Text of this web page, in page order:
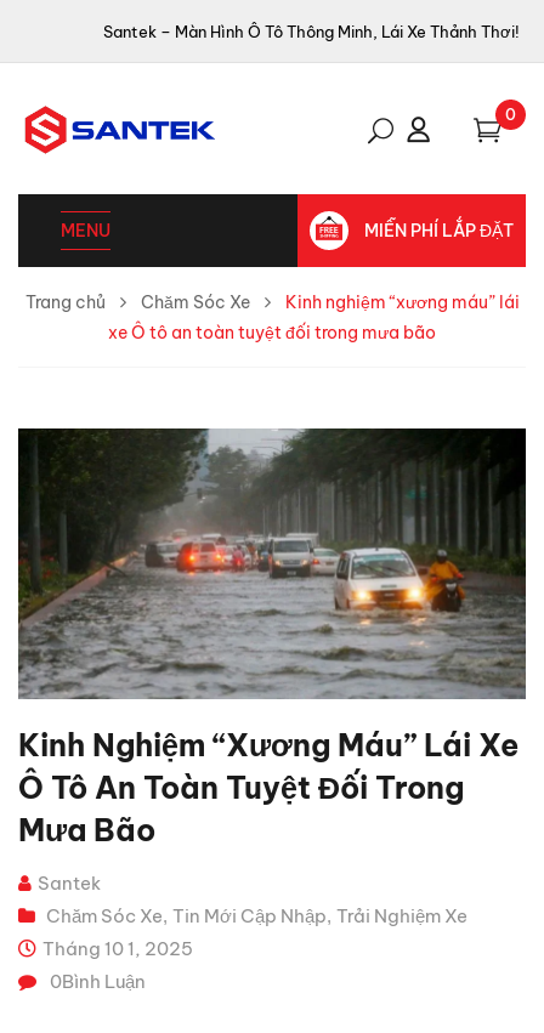
Santek – Màn Hình Ô Tô Thông Minh, Lái Xe Thảnh Thơi!
0
MENU MIỄN PHÍ LẮP ĐẶT
Trang chủ Chăm Sóc Xe
Kinh nghiệm “xương máu” lái
xe Ô tô an toàn tuyệt đối trong mưa bão
Kinh Nghiệm “xương Máu” Lái Xe
Ô Tô An Toàn Tuyệt Đối Trong
Mưa Bão
Santek
Chăm Sóc Xe, Tin Mới Cập Nhập, Trải Nghiệm Xe
Tháng 10 1, 2025
0Bình Luận